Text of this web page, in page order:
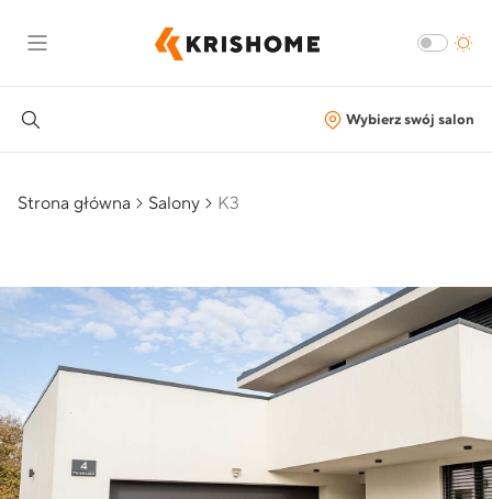
Wybierz swój salon
Strona główna Salony K3